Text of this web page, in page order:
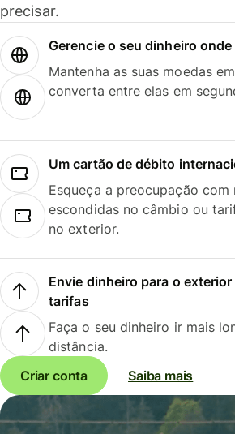
precisar.
Gerencie o seu dinheiro
Mantenha as suas moedas
converta entre elas em
Um cartão de débito
Esqueça a preocupação com
escondidas no câmbio ou
no exterior.
Envie dinheiro para o
tarifas
Faça o seu dinheiro ir mais
distância.
Criar conta
Saiba mais